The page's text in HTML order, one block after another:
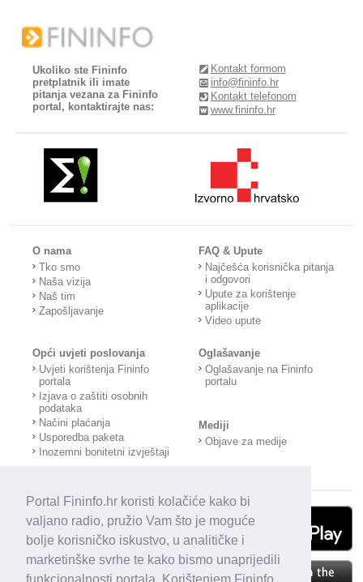
Portal Fininfo.hr koristi kolačiće kako bi
valjano radio, pružio Vam što je moguće
bolje korisničko iskustvo, u analitičke i
marketinške svrhe te kako bismo unaprijedili
Ukoliko ste Fininfo
pretplatnik ili imate
pitanja vezana za Fininfo
portal, kontaktirajte nas:
Kontakt formom
info@fininfo.hr
Kontakt telefonom
www.fininfo.hr
O nama
Tko smo
Naša vizija
Naš tim
Zapošljavanje
FAQ & Upute
Najčešća korisnička pitanja
i odgovori
Upute za korištenje
aplikacije
Video upute
Opći uvjeti poslovanja
Uvjeti korištenja Fininfo
portala
Izjava o zaštiti osobnih
podataka
Načini plaćanja
Usporedba paketa
Inozemni bonitetni izvještaji
Oglašavanje
Oglašavanje na Fininfo
portalu
Mediji
Objave za medije